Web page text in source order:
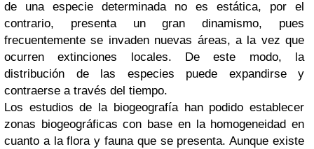
de una especie determinada no es estática, por el
contrario, presenta un gran dinamismo, pues
frecuentemente se invaden nuevas áreas, a la vez que
ocurren extinciones locales. De este modo, la
distribución de las especies puede expandirse y
contraerse a través del tiempo.
Los estudios de la biogeografía han podido establecer
zonas biogeográficas con base en la homogeneidad en
cuanto a la flora y fauna que se presenta. Aunque existe